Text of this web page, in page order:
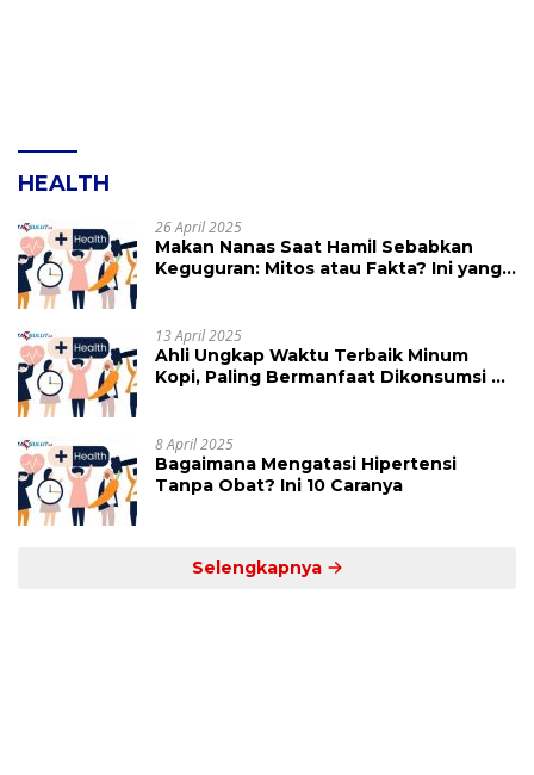
HEALTH
26 April 2025
Makan Nanas Saat Hamil Sebabkan
Keguguran: Mitos atau Fakta? Ini yang
13 April 2025
Ahli Ungkap Waktu Terbaik Minum
Kopi, Paling Bermanfaat Dikonsumsi di
8 April 2025
Bagaimana Mengatasi Hipertensi
Tanpa Obat? Ini 10 Caranya
Selengkapnya